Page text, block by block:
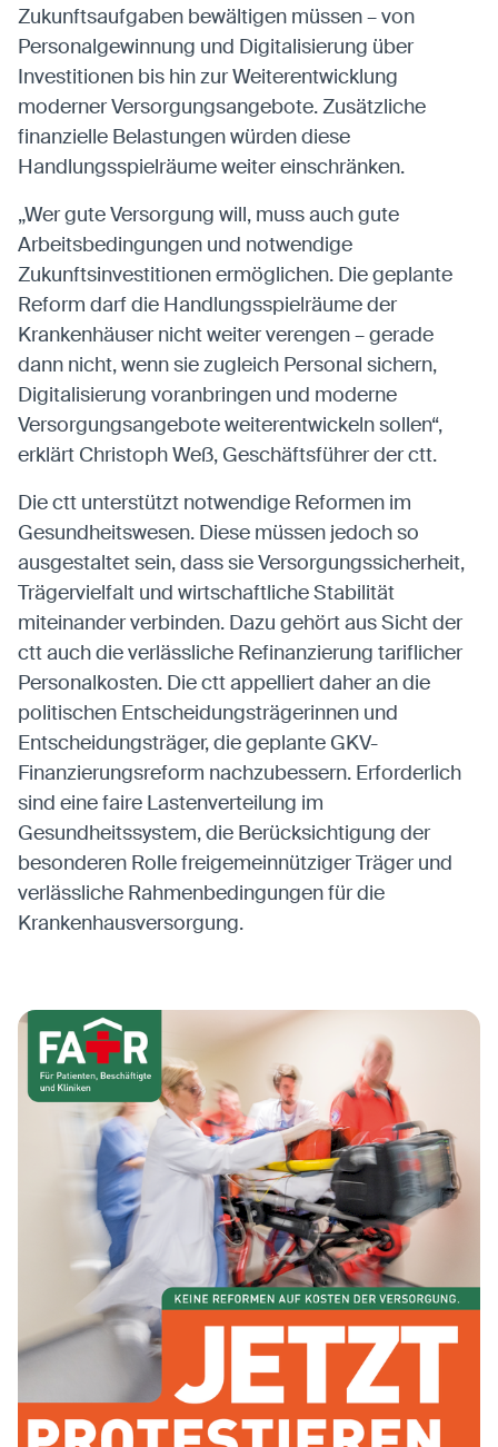
Zukunftsaufgaben bewältigen müssen – von
Personalgewinnung und Digitalisierung über
Investitionen bis hin zur Weiterentwicklung
moderner Versorgungsangebote. Zusätzliche
finanzielle Belastungen würden diese
Handlungsspielräume weiter einschränken.
„Wer gute Versorgung will, muss auch gute
Arbeitsbedingungen und notwendige
Zukunftsinvestitionen ermöglichen. Die geplante
Reform darf die Handlungsspielräume der
Krankenhäuser nicht weiter verengen – gerade
dann nicht, wenn sie zugleich Personal sichern,
Digitalisierung voranbringen und moderne
Versorgungsangebote weiterentwickeln sollen“,
erklärt Christoph Weß, Geschäftsführer der ctt.
Die ctt unterstützt notwendige Reformen im
Gesundheitswesen. Diese müssen jedoch so
ausgestaltet sein, dass sie Versorgungssicherheit,
Trägervielfalt und wirtschaftliche Stabilität
miteinander verbinden. Dazu gehört aus Sicht der
ctt auch die verlässliche Refinanzierung tariflicher
Personalkosten. Die ctt appelliert daher an die
politischen Entscheidungsträgerinnen und
Entscheidungsträger, die geplante GKV-
Finanzierungsreform nachzubessern. Erforderlich
sind eine faire Lastenverteilung im
Gesundheitssystem, die Berücksichtigung der
besonderen Rolle freigemeinnütziger Träger und
verlässliche Rahmenbedingungen für die
Krankenhausversorgung.